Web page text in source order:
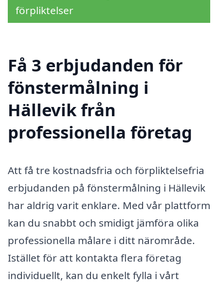
förpliktelser
Få 3 erbjudanden för
fönstermålning i
Hällevik från
professionella företag
Att få tre kostnadsfria och förpliktelsefria
erbjudanden på fönstermålning i Hällevik
har aldrig varit enklare. Med vår plattform
kan du snabbt och smidigt jämföra olika
professionella målare i ditt närområde.
Istället för att kontakta flera företag
individuellt, kan du enkelt fylla i vårt